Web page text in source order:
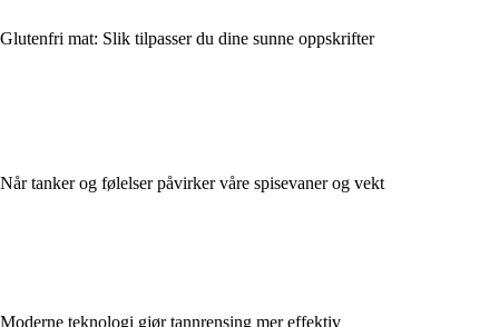
Glutenfri mat: Slik tilpasser du dine sunne oppskrifter
Når tanker og følelser påvirker våre spisevaner og vekt
Moderne teknologi gjør tannrensing mer effektiv